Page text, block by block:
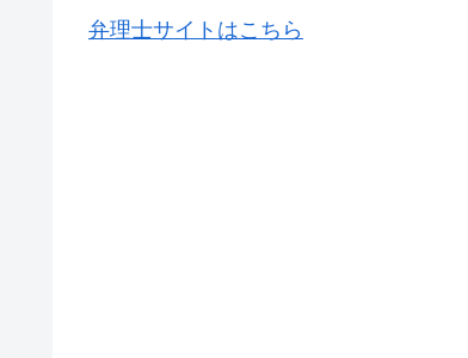
弁理士サイトはこちら